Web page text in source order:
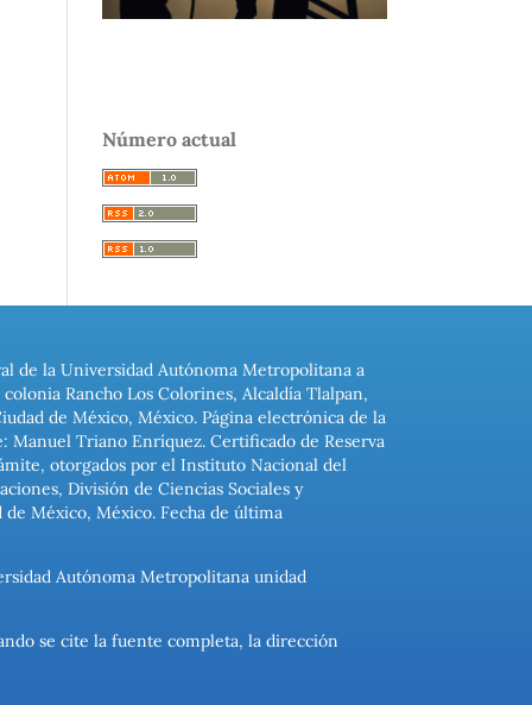
Número actual
de la Universidad Autónoma Metropolitana a
Rancho Los Colorines, Alcaldía Tlalpan,
de México, México. Página electrónica de la
Triano Enríquez. Certificado de Reserva
otorgados por el Instituto Nacional del
División de Ciencias Sociales y
de México, México. Fecha de última
Autónoma Metropolitana unidad
se cite la fuente completa, la dirección